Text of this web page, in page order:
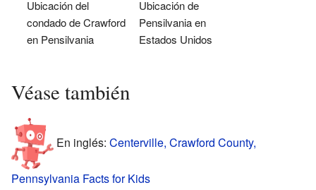
Ubicación del
condado de Crawford
en Pensilvania
Ubicación de
Pensilvania en
Estados Unidos
Véase también
En inglés: Centerville, Crawford County,
Pennsylvania Facts for Kids